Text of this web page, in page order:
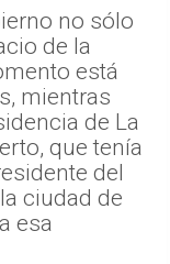
no sólo
de la
está
mientras
de La
que tenía
del
ciudad de
esa